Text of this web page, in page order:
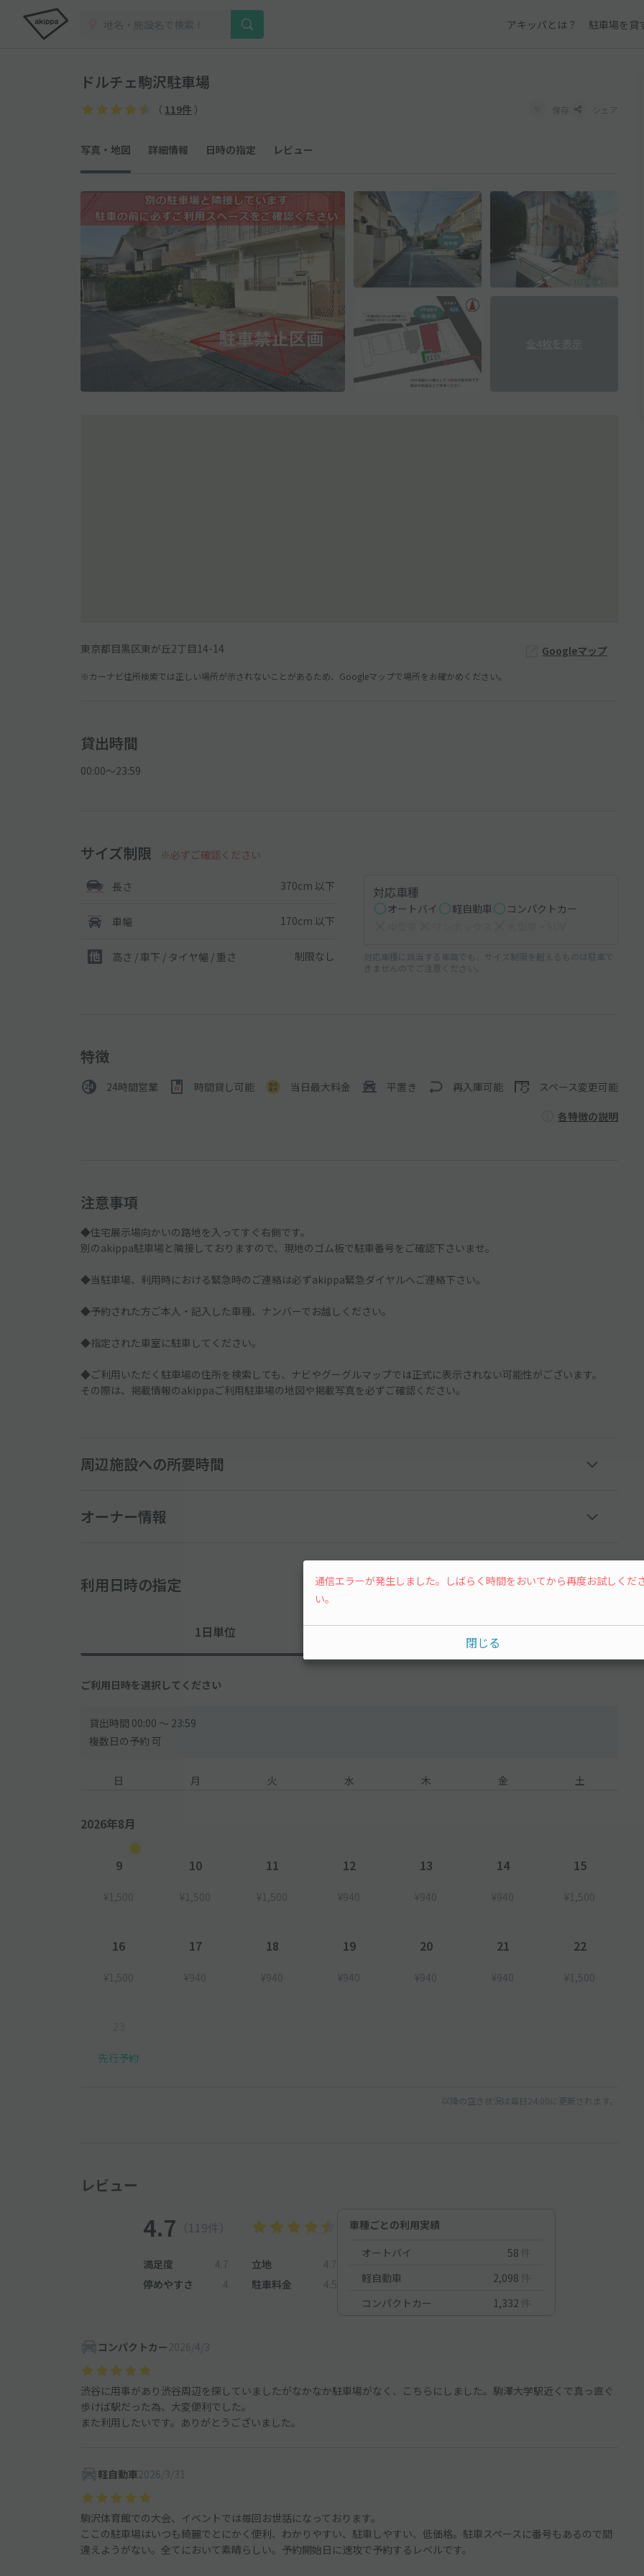
アキッパとは？ 駐車場を貸
ドルチェ駒沢駐車場
（ 119件 ） 保存 シェア
写真・地図 詳細情報 日時の指定 レビュー
東京都目黒区東が丘2丁目14-14 Googleマップ
※カーナビ住所検索では正しい場所が示されないことがあるため、Googleマップで場所をお確かめください。
貸出時間
00:00〜23:59
サイズ制限 ※必ずご確認ください
長さ 370cm 以下
車幅 170cm 以下
高さ / 車下 / タイヤ幅 / 重さ 制限なし
対応車種
オートバイ 軽自動車
コンパクトカー
対応車種に該当する車両でも、サイズ制限を超えるものは駐車で
きませんのでご注意ください。
特徴
24時間営業 時間貸し可能 当日最大料金 平置き 再入庫可能 スペース変更可能
各特徴の説明
注意事項
◆住宅展示場向かいの路地を入ってすぐ右側です。
別のakippa駐車場と隣接しておりますので、現地のゴム板で駐車番号をご確認下さいませ。
◆当駐車場、利用時における緊急時のご連絡は必ずakippa緊急ダイヤルへご連絡下さい。
◆予約された方ご本人・記入した車種、ナンバーでお越しください。
◆指定された車室に駐車してください。
◆ご利用いただく駐車場の住所を検索しても、ナビやグーグルマップでは正式に表示されない可能性がございます。
その際は、掲載情報のakippaご利用駐車場の地図や掲載写真を必ずご確認ください。
周辺施設への所要時間
オーナー情報
利用日時の指定
1日単位 15分単位
ご利用日時を選択してください
貸出時間 00:00 〜 23:59
複数日の予約 可
日 月 火 水 木 金 土
2026年8月
9
¥1,500
10
¥1,500
11
¥1,500
12
¥940
13
¥940
14
¥940
15
¥1,500
16
¥1,500
17
¥940
18
¥940
19
¥940
20
¥940
21
¥940
22
¥1,500
先行予約
以降の空き状況は毎日24:00に更新されます。
レビュー
4.7 （119件）
満足度 4.7 立地
4.7
停めやすさ
4 駐車料金 4.5
車種ごとの利用実績
オートバイ
58 件
軽自動車
2,098 件
コンパクトカー
1,332 件
コンパクトカー 2026/4/3
渋谷に用事があり渋谷周辺を探していましたがなかなか駐車場がなく、こちらにしました。駒澤大学駅近くで真っ直ぐ
歩けば駅だった為、大変便利でした。
また利用したいです。ありがとうございました。
軽自動車2026/3/31
駒沢体育館での大会、イベントでは毎回お世話になっております。
ここの駐車場はいつも綺麗でとにかく便利、わかりやすい、駐車しやすい、低価格。駐車スペースに番号もあるので間
違えようがない。全てにおいて素晴らしい。予約開始日に速攻で予約するレベルです。
通信エラーが発生しました。しばらく時間をおいてから再度お試しくだ
い。
閉じる